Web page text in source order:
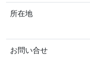
所在地
お問い合せ